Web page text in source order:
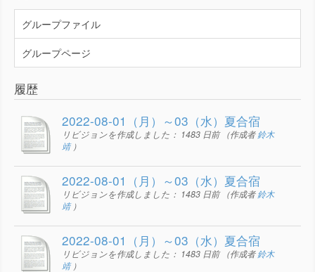
グループファイル
グループページ
履歴
2022-08-01（月）～03（水）夏合宿
リビジョンを作成しました： 1483 日前（作成者鈴木
靖）
2022-08-01（月）～03（水）夏合宿
リビジョンを作成しました： 1483 日前（作成者鈴木
靖）
2022-08-01（月）～03（水）夏合宿
リビジョンを作成しました： 1483 日前（作成者鈴木
靖）